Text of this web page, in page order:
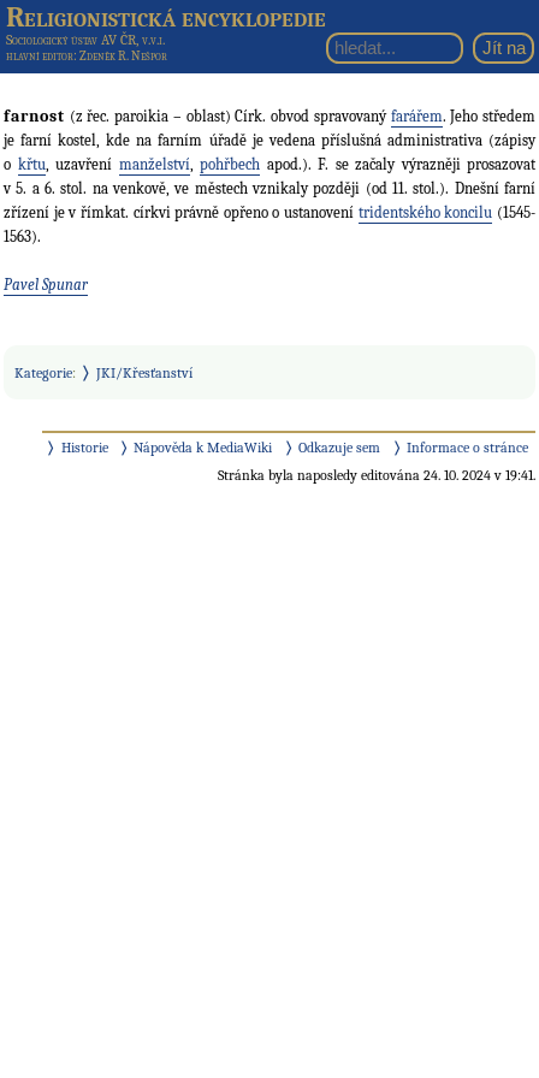
Religionistická encyklopedie
Sociologický ústav AV ČR, v.v.i.
hlavní editor: Zdeněk R. Nešpor
farnost (z řec. paroikia – oblast) Círk. obvod spravovaný farářem. Jeho středem
je farní kostel, kde na farním úřadě je vedena příslušná administrativa (zápisy
o křtu, uzavření manželství, pohřbech apod.). F. se začaly výrazněji prosazovat
v 5. a 6. stol. na venkově, ve městech vznikaly později (od 11. stol.). Dnešní farní
zřízení je v římkat. církvi právně opřeno o ustanovení tridentského koncilu (1545-
1563).
Pavel Spunar
Kategorie: JKI/Křesťanství
Historie Nápověda k MediaWiki Odkazuje sem
Informace o stránce
Stránka byla naposledy editována 24. 10. 2024 v 19:41.